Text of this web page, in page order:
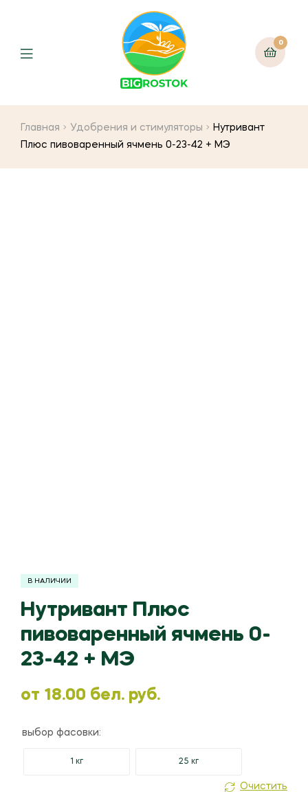
0
Menu
Главная Удобрения и стимуляторы
Нутривант
Плюс пивоваренный ячмень 0-23-42 + МЭ
В НАЛИЧИИ
Нутривант Плюс
пивоваренный ячмень 0-
23-42 + МЭ
oт 18.00 бел. руб.
выбор фасовки:
1 кг 25 кг
Очистить